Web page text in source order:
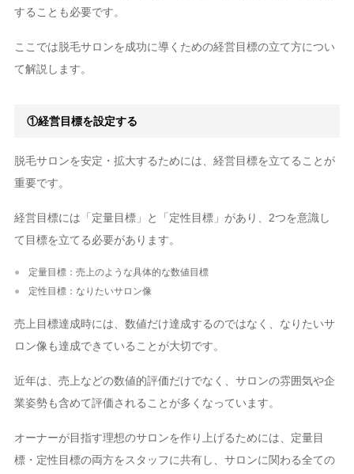
することも必要です。
ここでは脱毛サロンを成功に導くための経営目標の立て方につい
て解説します。
①経営目標を設定する
脱毛サロンを安定・拡大するためには、経営目標を立てることが
重要です。
経営目標には「定量目標」と「定性目標」があり、2つを意識し
て目標を立てる必要があります。
定量目標：売上のような具体的な数値目標
定性目標：なりたいサロン像
売上目標達成時には、数値だけ達成するのではなく、なりたいサ
ロン像も達成できていることが大切です。
近年は、売上などの数値的評価だけでなく、サロンの雰囲気や企
業姿勢も含めて評価されることが多くなっています。
オーナーが目指す理想のサロンを作り上げるためには、定量目
標・定性目標の両方をスタッフに共有し、サロンに関わる全ての